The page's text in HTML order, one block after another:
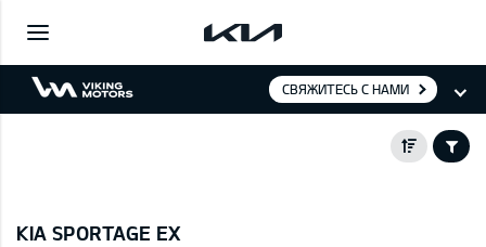
СВЯЖИТЕСЬ С НАМИ
KIA SPORTAGE EX